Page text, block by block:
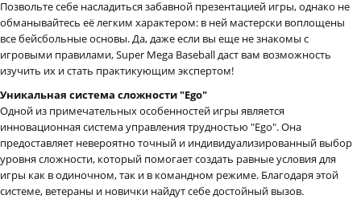
Позвольте себе насладиться забавной презентацией игры, однако не
обманывайтесь её легким характером: в ней мастерски воплощены
все бейсбольные основы. Да, даже если вы еще не знакомы с
игровыми правилами, Super Mega Baseball даст вам возможность
изучить их и стать практикующим экспертом!
Уникальная система сложности "Ego"
Одной из примечательных особенностей игры является
инновационная система управления трудностью "Ego". Она
предоставляет невероятно точный и индивидуализированный выбор
уровня сложности, который помогает создать равные условия для
игры как в одиночном, так и в командном режиме. Благодаря этой
системе, ветераны и новички найдут себе достойный вызов.